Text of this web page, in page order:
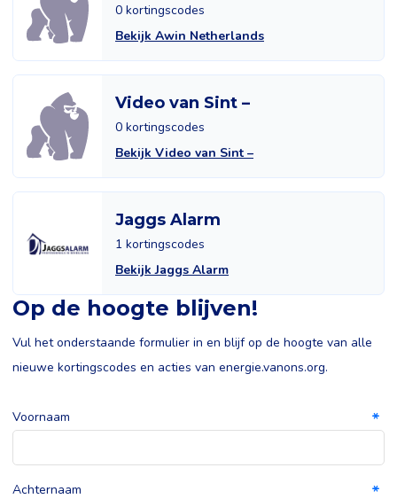
0 kortingscodes
Bekijk Awin Netherlands
Video van Sint –
0 kortingscodes
Bekijk Video van Sint –
Jaggs Alarm
1 kortingscodes
Bekijk Jaggs Alarm
Op de hoogte blijven!
Vul het onderstaande formulier in en blijf op de hoogte van alle
nieuwe kortingscodes en acties van energie.vanons.org.
Voornaam
Achternaam